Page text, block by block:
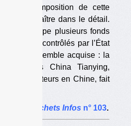
La composition de cette
à connaître dans le détail.
elle regroupe plusieurs fonds
certains contrôlés par l’État
au moins semble acquise : la
alias China Tianying,
incinérateurs en Chine, fait
Déchets Infosn° 103.